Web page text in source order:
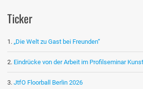
Ticker
„Die Welt zu Gast bei Freunden“
Eindrücke von der Arbeit im Profilseminar
JtfO Floorball Berlin 2026